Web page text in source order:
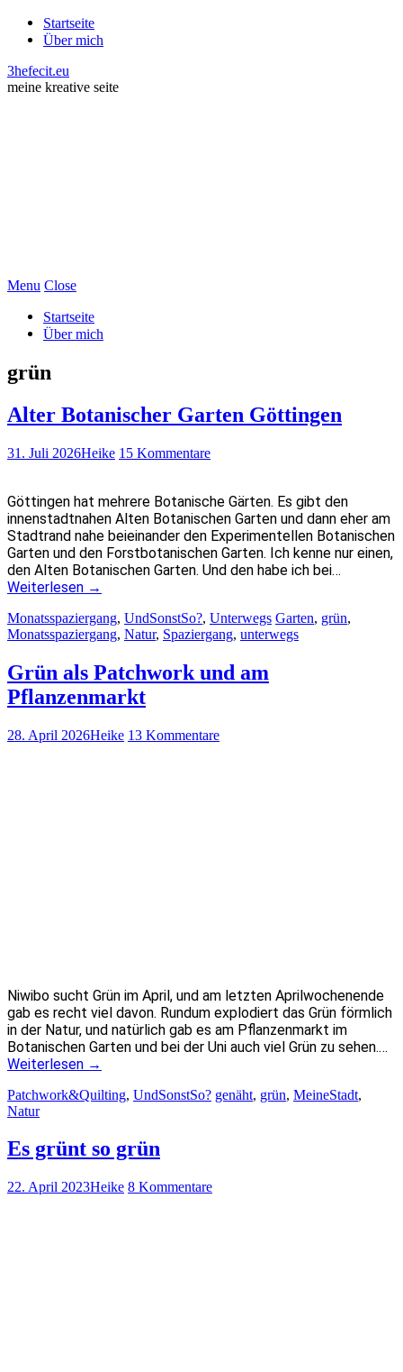
Startseite
Über mich
3hefecit.eu
meine kreative seite
Menu Close
Startseite
Über mich
grün
Alter Botanischer Garten Göttingen
31. Juli 2026Heike 15 Kommentare
Göttingen hat mehrere Botanische Gärten. Es gibt den
innenstadtnahen Alten Botanischen Garten und dann eher am
Stadtrand nahe beieinander den Experimentellen Botanischen
Garten und den Forstbotanischen Garten. Ich kenne nur einen,
den Alten Botanischen Garten. Und den habe ich bei…
Weiterlesen →
Monatsspaziergang, UndSonstSo?, Unterwegs Garten, grün,
Monatsspaziergang, Natur, Spaziergang, unterwegs
Grün als Patchwork und am
Pflanzenmarkt
28. April 2026Heike 13 Kommentare
Niwibo sucht Grün im April, und am letzten Aprilwochenende
gab es recht viel davon. Rundum explodiert das Grün förmlich
in der Natur, und natürlich gab es am Pflanzenmarkt im
Botanischen Garten und bei der Uni auch viel Grün zu sehen.…
Weiterlesen →
Patchwork&Quilting, UndSonstSo? genäht, grün, MeineStadt,
Natur
Es grünt so grün
22. April 2023Heike 8 Kommentare